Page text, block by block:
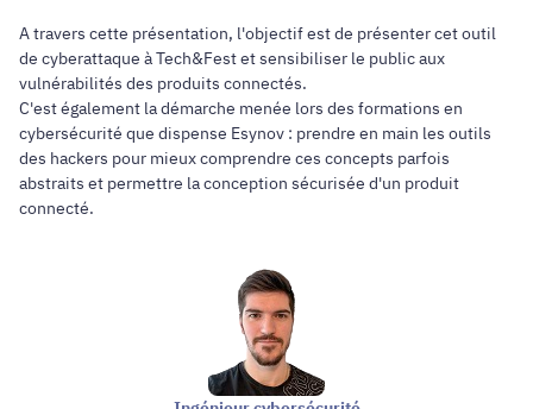
A travers cette présentation, l'objectif est de présenter cet outil
de cyberattaque à Tech&Fest et sensibiliser le public aux
vulnérabilités des produits connectés.
C'est également la démarche menée lors des formations en
cybersécurité que dispense Esynov : prendre en main les outils
des hackers pour mieux comprendre ces concepts parfois
abstraits et permettre la conception sécurisée d'un produit
connecté.